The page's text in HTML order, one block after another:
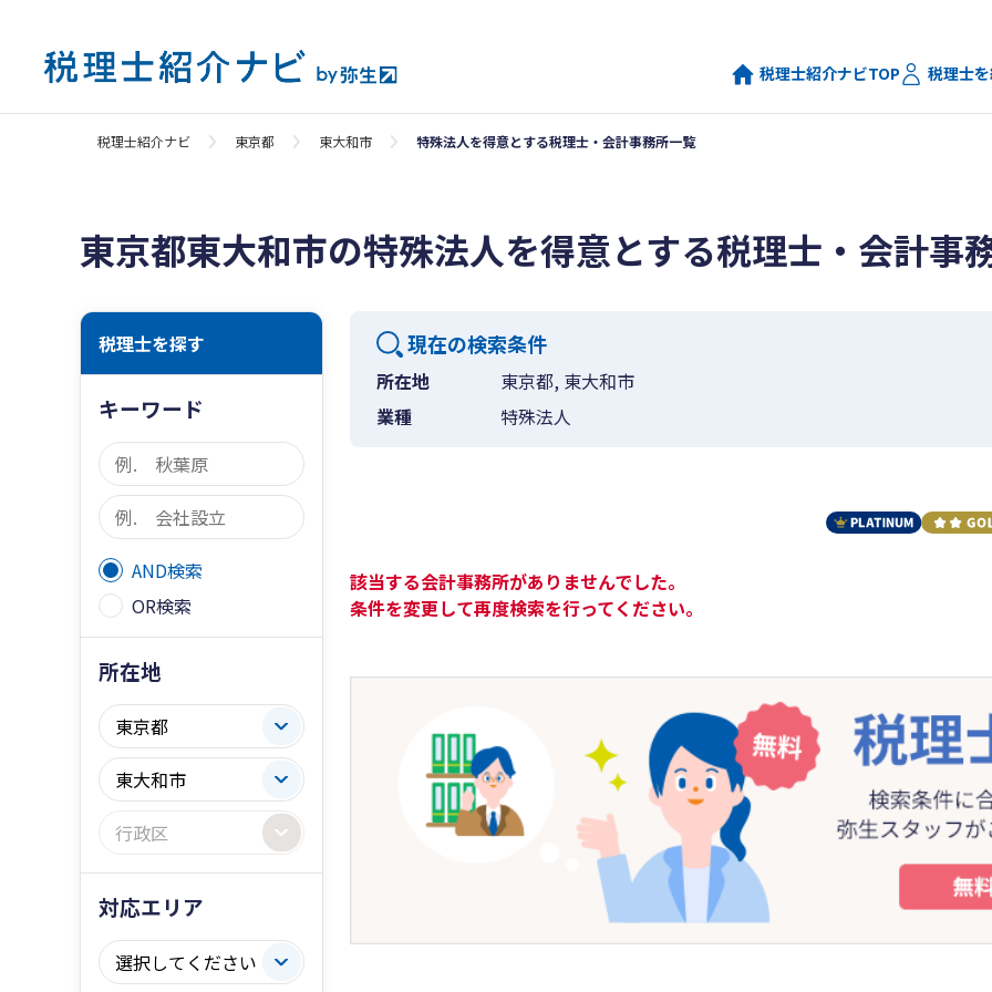
税理士紹介ナビTOP 税理士
税理士紹介ナビ 東京都 東大和市 特殊法人を得意とする税理士・会計事務所一覧
東京都東大和市の特殊法人を得意とする税理士・会計事
税理士を探す
キーワード
AND検索
OR検索
所在地
対応エリア
現在の検索条件
所在地
東京都, 東大和市
業種
特殊法人
該当する会計事務所がありませんでした。
条件を変更して再度検索を行ってください。